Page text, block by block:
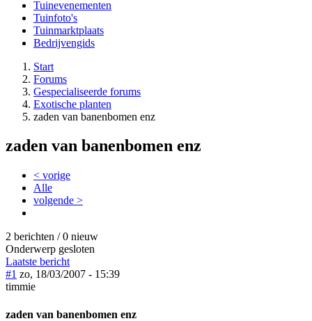
Tuinevenementen
Tuinfoto's
Tuinmarktplaats
Bedrijvengids
Start
Forums
Gespecialiseerde forums
Exotische planten
zaden van banenbomen enz
zaden van banenbomen enz
< vorige
Alle
volgende >
2 berichten / 0 nieuw
Onderwerp gesloten
Laatste bericht
#1 zo, 18/03/2007 - 15:39
timmie
zaden van banenbomen enz